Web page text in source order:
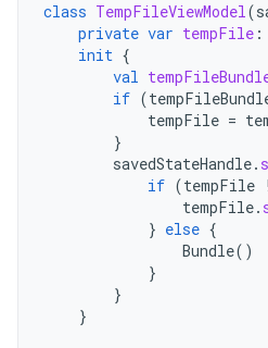
class TempFileViewModel(
private var tempFile :
init {
val
if (
tempFile =
}
savedStateHandle.
if (tempFile
tempFile.
} else {
Bundle()
}
}
}